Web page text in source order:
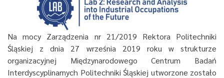
Na mocy Zarządzenia nr 21/2019 Rektora Politechniki
Śląskiej z dnia 27 września 2019 roku w strukturze
organizacyjnej Międzynarodowego Centrum Badań
Interdyscyplinarnych Politechniki Śląskiej utworzone zostało